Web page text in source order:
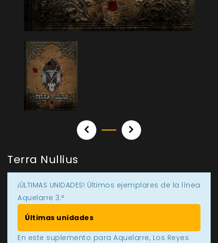
Terra Nullius
¡ÚLTIMAS UNIDADES! Últimos ejemplares de la línea
Aquelarre 3.ª
Últimas unidades
En este suplemento para Aquelarre, Los Reyes